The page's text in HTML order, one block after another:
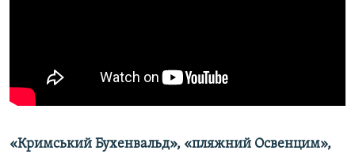
УКРАЇНСЬКА ПРОБЛЕМА КРИМУ
ІНФОГРАФІКА
ДОЛУЧАЙСЯ!
«Кримський Бухенвальд», «пляжний Освенцим»,